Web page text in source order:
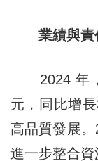
業績與
2024 年，
元，同比增
高品質發展
進一步整合資